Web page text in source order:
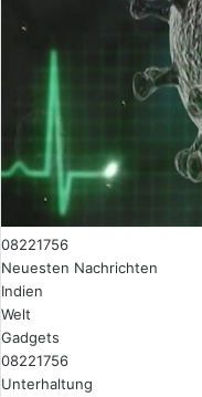
08221756
Neuesten Nachrichten
Indien
Welt
Gadgets
08221756
Unterhaltung